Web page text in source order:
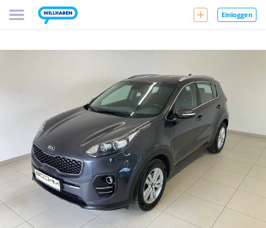
Einloggen